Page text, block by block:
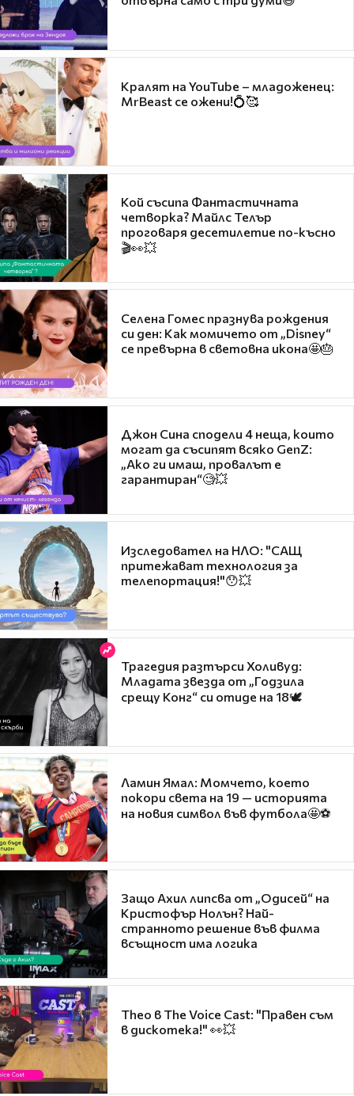
Кралят на YouTube – младоженец:
MrBeast се ожени!💍🥰
Кой съсипа Фантастичната
четворка? Майлс Телър
проговаря десетилетие по-късно
🎬👀💥
Селена Гомес празнува рождения
си ден: Как момичето от „Disney“
се превърна в световна икона🤩🎂
Джон Сина сподели 4 неща, които
могат да съсипят всяко GenZ:
„Ако ги имаш, провалът е
гарантиран“🧐💥
Изследовател на НЛО: "САЩ
притежават технология за
телепортация!"😯💥
Трагедия разтърси Холивуд:
Младата звезда от „Годзила
срещу Конг“ си отиде на 18🕊️
Ламин Ямал: Момчето, което
покори света на 19 — историята
на новия символ във футбола🤩⚽
Защо Ахил липсва от „Одисей“ на
Кристофър Нолън? Най-
странното решение във филма
всъщност има логика
Theo в The Voice Cast: "Правен съм
в дискотека!" 👀💥